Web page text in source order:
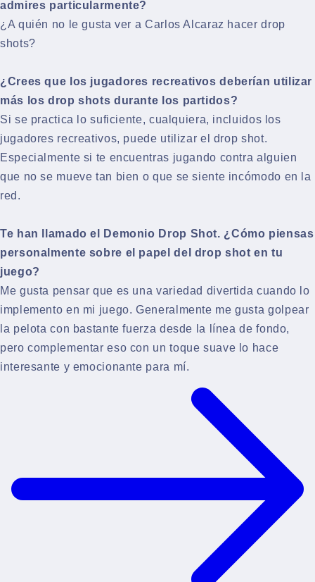
admires particularmente?
¿A quién no le gusta ver a Carlos Alcaraz hacer drop
shots?
¿Crees que los jugadores recreativos deberían utilizar
más los drop shots durante los partidos?
Si se practica lo suficiente, cualquiera, incluidos los
jugadores recreativos, puede utilizar el drop shot.
Especialmente si te encuentras jugando contra alguien
que no se mueve tan bien o que se siente incómodo en la
red.
Te han llamado el Demonio Drop Shot. ¿Cómo piensas
personalmente sobre el papel del drop shot en tu
juego?
Me gusta pensar que es una variedad divertida cuando lo
implemento en mi juego. Generalmente me gusta golpear
la pelota con bastante fuerza desde la línea de fondo,
pero complementar eso con un toque suave lo hace
interesante y emocionante para mí.